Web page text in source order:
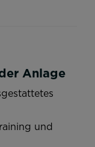
Anlage
und